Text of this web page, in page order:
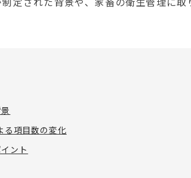
る項目数の変化
ント